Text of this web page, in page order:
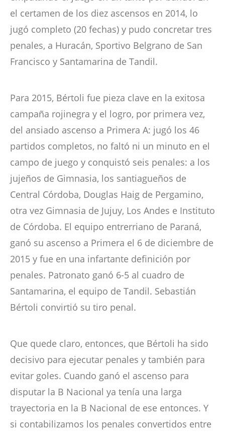
el certamen de los diez ascensos en 2014, lo
jugó completo (20 fechas) y pudo concretar tres
penales, a Huracán, Sportivo Belgrano de San
Francisco y Santamarina de Tandil.
Para 2015, Bértoli fue pieza clave en la exitosa
campaña rojinegra y el logro, por primera vez,
del ansiado ascenso a Primera A: jugó los 46
partidos completos, no faltó ni un minuto en el
campo de juego y conquistó seis penales: a los
jujeños de Gimnasia, los santiagueños de
Central Córdoba, Douglas Haig de Pergamino,
otra vez Gimnasia de Jujuy, Los Andes e Instituto
de Córdoba. El equipo entrerriano de Paraná,
ganó su ascenso a Primera el 6 de diciembre de
2015 y fue en una infartante definición por
penales. Patronato ganó 6-5 al cuadro de
Santamarina, el equipo de Tandil. Sebastián
Bértoli convirtió su tiro penal.
Que quede claro, entonces, que Bértoli ha sido
decisivo para ejecutar penales y también para
evitar goles. Cuando ganó el ascenso para
disputar la B Nacional ya tenía una larga
trayectoria en la B Nacional de ese entonces. Y
si contabilizamos los penales convertidos entre